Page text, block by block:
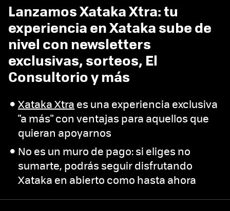
Lanzamos Xataka Xtra: tu
experiencia en Xataka sube de
nivel con newsletters
exclusivas, sorteos, El
Consultorio y más
Xataka Xtra es una experiencia exclusiva
"a más" con ventajas para aquellos que
quieran apoyarnos
No es un muro de pago: si eliges no
sumarte, podrás seguir disfrutando
Xataka en abierto como hasta ahora